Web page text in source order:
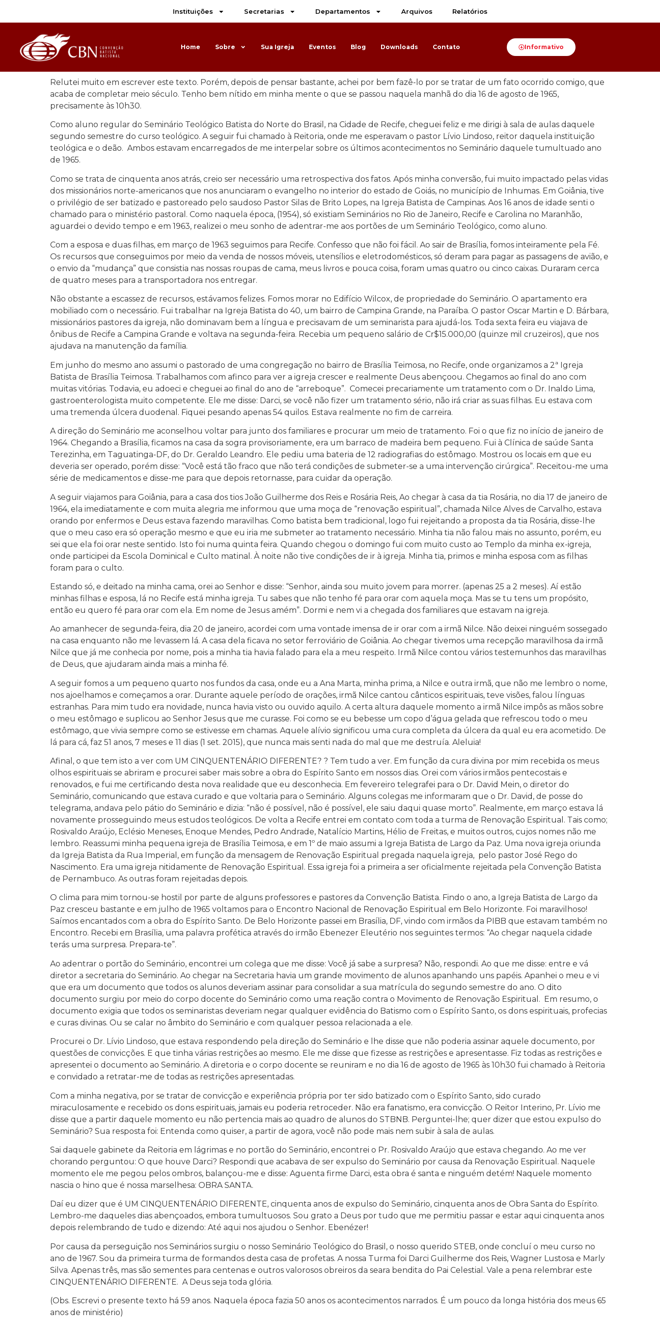
Instituições Secretarias Departamentos Arquivos Relatórios
Home Sobre Sua Igreja Eventos Blog Downloads Contato Informativo
Relutei muito em escrever este texto. Porém, depois de pensar bastante, achei por bem fazê-lo por se tratar de um fato ocorrido comigo, que
acaba de completar meio século. Tenho bem nítido em minha mente o que se passou naquela manhã do dia 16 de agosto de 1965,
precisamente às 10h30.
Como aluno regular do Seminário Teológico Batista do Norte do Brasil, na Cidade de Recife, cheguei feliz e me dirigi à sala de aulas daquele
segundo semestre do curso teológico. A seguir fui chamado à Reitoria, onde me esperavam o pastor Lívio Lindoso, reitor daquela instituição
teológica e o deão. Ambos estavam encarregados de me interpelar sobre os últimos acontecimentos no Seminário daquele tumultuado ano
de 1965.
Como se trata de cinquenta anos atrás, creio ser necessário uma retrospectiva dos fatos. Após minha conversão, fui muito impactado pelas vidas
dos missionários norte-americanos que nos anunciaram o evangelho no interior do estado de Goiás, no município de Inhumas. Em Goiânia, tive
o privilégio de ser batizado e pastoreado pelo saudoso Pastor Silas de Brito Lopes, na Igreja Batista de Campinas. Aos 16 anos de idade senti o
chamado para o ministério pastoral. Como naquela época, (1954), só existiam Seminários no Rio de Janeiro, Recife e Carolina no Maranhão,
aguardei o devido tempo e em 1963, realizei o meu sonho de adentrar-me aos portões de um Seminário Teológico, como aluno.
Com a esposa e duas filhas, em março de 1963 seguimos para Recife. Confesso que não foi fácil. Ao sair de Brasília, fomos inteiramente pela Fé.
Os recursos que conseguimos por meio da venda de nossos móveis, utensílios e eletrodomésticos, só deram para pagar as passagens de avião, e
o envio da “mudança” que consistia nas nossas roupas de cama, meus livros e pouca coisa, foram umas quatro ou cinco caixas. Duraram cerca
de quatro meses para a transportadora nos entregar.
Não obstante a escassez de recursos, estávamos felizes. Fomos morar no Edifício Wilcox, de propriedade do Seminário. O apartamento era
mobiliado com o necessário. Fui trabalhar na Igreja Batista do 40, um bairro de Campina Grande, na Paraíba. O pastor Oscar Martin e D. Bárbara,
missionários pastores da igreja, não dominavam bem a língua e precisavam de um seminarista para ajudá-los. Toda sexta feira eu viajava de
ônibus de Recife a Campina Grande e voltava na segunda-feira. Recebia um pequeno salário de Cr$15.000,00 (quinze mil cruzeiros), que nos
ajudava na manutenção da família.
Em junho do mesmo ano assumi o pastorado de uma congregação no bairro de Brasília Teimosa, no Recife, onde organizamos a 2ª Igreja
Batista de Brasília Teimosa. Trabalhamos com afinco para ver a igreja crescer e realmente Deus abençoou. Chegamos ao final do ano com
muitas vitórias. Todavia, eu adoeci e cheguei ao final do ano de “arreboque”. Comecei precariamente um tratamento com o Dr. Inaldo Lima,
gastroenterologista muito competente. Ele me disse: Darci, se você não fizer um tratamento sério, não irá criar as suas filhas. Eu estava com
uma tremenda úlcera duodenal. Fiquei pesando apenas 54 quilos. Estava realmente no fim de carreira.
A direção do Seminário me aconselhou voltar para junto dos familiares e procurar um meio de tratamento. Foi o que fiz no início de janeiro de
1964. Chegando a Brasília, ficamos na casa da sogra provisoriamente, era um barraco de madeira bem pequeno. Fui à Clínica de saúde Santa
Terezinha, em Taguatinga-DF, do Dr. Geraldo Leandro. Ele pediu uma bateria de 12 radiografias do estômago. Mostrou os locais em que eu
deveria ser operado, porém disse: “Você está tão fraco que não terá condições de submeter-se a uma intervenção cirúrgica”. Receitou-me uma
série de medicamentos e disse-me para que depois retornasse, para cuidar da operação.
A seguir viajamos para Goiânia, para a casa dos tios João Guilherme dos Reis e Rosária Reis, Ao chegar à casa da tia Rosária, no dia 17 de janeiro de
1964, ela imediatamente e com muita alegria me informou que uma moça de “renovação espiritual”, chamada Nilce Alves de Carvalho, estava
orando por enfermos e Deus estava fazendo maravilhas. Como batista bem tradicional, logo fui rejeitando a proposta da tia Rosária, disse-lhe
que o meu caso era só operação mesmo e que eu iria me submeter ao tratamento necessário. Minha tia não falou mais no assunto, porém, eu
sei que ela foi orar neste sentido. Isto foi numa quinta feira. Quando chegou o domingo fui com muito custo ao Templo da minha ex-igreja,
onde participei da Escola Dominical e Culto matinal. À noite não tive condições de ir à igreja. Minha tia, primos e minha esposa com as filhas
foram para o culto.
Estando só, e deitado na minha cama, orei ao Senhor e disse: “Senhor, ainda sou muito jovem para morrer. (apenas 25 a 2 meses). Aí estão
minhas filhas e esposa, lá no Recife está minha igreja. Tu sabes que não tenho fé para orar com aquela moça. Mas se tu tens um propósito,
então eu quero fé para orar com ela. Em nome de Jesus amém”. Dormi e nem vi a chegada dos familiares que estavam na igreja.
Ao amanhecer de segunda-feira, dia 20 de janeiro, acordei com uma vontade imensa de ir orar com a irmã Nilce. Não deixei ninguém sossegado
na casa enquanto não me levassem lá. A casa dela ficava no setor ferroviário de Goiânia. Ao chegar tivemos uma recepção maravilhosa da irmã
Nilce que já me conhecia por nome, pois a minha tia havia falado para ela a meu respeito. Irmã Nilce contou vários testemunhos das maravilhas
de Deus, que ajudaram ainda mais a minha fé.
A seguir fomos a um pequeno quarto nos fundos da casa, onde eu a Ana Marta, minha prima, a Nilce e outra irmã, que não me lembro o nome,
nos ajoelhamos e começamos a orar. Durante aquele período de orações, irmã Nilce cantou cânticos espirituais, teve visões, falou línguas
estranhas. Para mim tudo era novidade, nunca havia visto ou ouvido aquilo. A certa altura daquele momento a irmã Nilce impôs as mãos sobre
o meu estômago e suplicou ao Senhor Jesus que me curasse. Foi como se eu bebesse um copo d’água gelada que refrescou todo o meu
estômago, que vivia sempre como se estivesse em chamas. Aquele alívio significou uma cura completa da úlcera da qual eu era acometido. De
lá para cá, faz 51 anos, 7 meses e 11 dias (1 set. 2015), que nunca mais senti nada do mal que me destruía. Aleluia!
Afinal, o que tem isto a ver com UM CINQUENTENÁRIO DIFERENTE? ? Tem tudo a ver. Em função da cura divina por mim recebida os meus
olhos espirituais se abriram e procurei saber mais sobre a obra do Espírito Santo em nossos dias. Orei com vários irmãos pentecostais e
renovados, e fui me certificando desta nova realidade que eu desconhecia. Em fevereiro telegrafei para o Dr. David Mein, o diretor do
Seminário, comunicando que estava curado e que voltaria para o Seminário. Alguns colegas me informaram que o Dr. David, de posse do
telegrama, andava pelo pátio do Seminário e dizia: “não é possível, não é possível, ele saiu daqui quase morto”. Realmente, em março estava lá
novamente prosseguindo meus estudos teológicos. De volta a Recife entrei em contato com toda a turma de Renovação Espiritual. Tais como;
Rosivaldo Araújo, Eclésio Meneses, Enoque Mendes, Pedro Andrade, Natalício Martins, Hélio de Freitas, e muitos outros, cujos nomes não me
lembro. Reassumi minha pequena igreja de Brasília Teimosa, e em 1º de maio assumi a Igreja Batista de Largo da Paz. Uma nova igreja oriunda
da Igreja Batista da Rua Imperial, em função da mensagem de Renovação Espiritual pregada naquela igreja, pelo pastor José Rego do
Nascimento. Era uma igreja nitidamente de Renovação Espiritual. Essa igreja foi a primeira a ser oficialmente rejeitada pela Convenção Batista
de Pernambuco. As outras foram rejeitadas depois.
O clima para mim tornou-se hostil por parte de alguns professores e pastores da Convenção Batista. Findo o ano, a Igreja Batista de Largo da
Paz cresceu bastante e em julho de 1965 voltamos para o Encontro Nacional de Renovação Espiritual em Belo Horizonte. Foi maravilhoso!
Saímos encantados com a obra do Espírito Santo. De Belo Horizonte passei em Brasília, DF, vindo com irmãos da PIBB que estavam também no
Encontro. Recebi em Brasília, uma palavra profética através do irmão Ebenezer Eleutério nos seguintes termos: “Ao chegar naquela cidade
terás uma surpresa. Prepara-te”.
Ao adentrar o portão do Seminário, encontrei um colega que me disse: Você já sabe a surpresa? Não, respondi. Ao que me disse: entre e vá
diretor a secretaria do Seminário. Ao chegar na Secretaria havia um grande movimento de alunos apanhando uns papéis. Apanhei o meu e vi
que era um documento que todos os alunos deveriam assinar para consolidar a sua matrícula do segundo semestre do ano. O dito
documento surgiu por meio do corpo docente do Seminário como uma reação contra o Movimento de Renovação Espiritual. Em resumo, o
documento exigia que todos os seminaristas deveriam negar qualquer evidência do Batismo com o Espírito Santo, os dons espirituais, profecias
e curas divinas. Ou se calar no âmbito do Seminário e com qualquer pessoa relacionada a ele.
Procurei o Dr. Lívio Lindoso, que estava respondendo pela direção do Seminário e lhe disse que não poderia assinar aquele documento, por
questões de convicções. E que tinha várias restrições ao mesmo. Ele me disse que fizesse as restrições e apresentasse. Fiz todas as restrições e
apresentei o documento ao Seminário. A diretoria e o corpo docente se reuniram e no dia 16 de agosto de 1965 às 10h30 fui chamado à Reitoria
e convidado a retratar-me de todas as restrições apresentadas.
Com a minha negativa, por se tratar de convicção e experiência própria por ter sido batizado com o Espírito Santo, sido curado
miraculosamente e recebido os dons espirituais, jamais eu poderia retroceder. Não era fanatismo, era convicção. O Reitor Interino, Pr. Lívio me
disse que a partir daquele momento eu não pertencia mais ao quadro de alunos do STBNB. Perguntei-lhe; quer dizer que estou expulso do
Seminário? Sua resposta foi: Entenda como quiser, a partir de agora, você não pode mais nem subir à sala de aulas.
Sai daquele gabinete da Reitoria em lágrimas e no portão do Seminário, encontrei o Pr. Rosivaldo Araújo que estava chegando. Ao me ver
chorando perguntou: O que houve Darci? Respondi que acabava de ser expulso do Seminário por causa da Renovação Espiritual. Naquele
momento ele me pegou pelos ombros, balançou-me e disse: Aguenta firme Darci, esta obra é santa e ninguém detém! Naquele momento
nascia o hino que é nossa marselhesa: OBRA SANTA.
Daí eu dizer que é UM CINQUENTENÁRIO DIFERENTE, cinquenta anos de expulso do Seminário, cinquenta anos de Obra Santa do Espírito.
Lembro-me daqueles dias abençoados, embora tumultuosos. Sou grato a Deus por tudo que me permitiu passar e estar aqui cinquenta anos
depois relembrando de tudo e dizendo: Até aqui nos ajudou o Senhor. Ebenézer!
Por causa da perseguição nos Seminários surgiu o nosso Seminário Teológico do Brasil, o nosso querido STEB, onde concluí o meu curso no
ano de 1967. Sou da primeira turma de formandos desta casa de profetas. A nossa Turma foi Darci Guilherme dos Reis, Wagner Lustosa e Marly
Silva. Apenas três, mas são sementes para centenas e outros valorosos obreiros da seara bendita do Pai Celestial. Vale a pena relembrar este
CINQUENTENÁRIO DIFERENTE. A Deus seja toda glória.
(Obs. Escrevi o presente texto há 59 anos. Naquela época fazia 50 anos os acontecimentos narrados. É um pouco da longa história dos meus 65
anos de ministério)